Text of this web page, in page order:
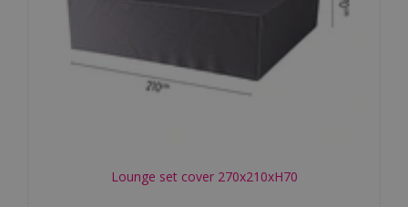
Lounge set cover 270x210xH70